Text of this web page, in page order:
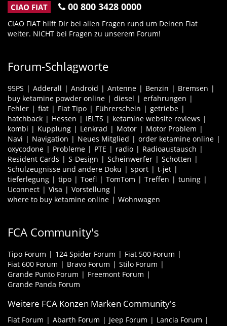
CIAO FIAT 00 800 3428 0000
CIAO FIAT hilft Dir bei allen Fragen rund um Deinen Fiat
weiter. NICHT bei Fragen zu unserem Forum!
Forum-Schlagworte
95PS Adderall Android Antenne Benzin
Bremsen
buy ketamine powder online
diesel
erfahrungen
Fehler
fiat Fiat Tipo Führerschein
getriebe
hatchback
Hessen IELTS
ketamine website reviews
kombi
Kupplung Lenkrad Motor
Motor Problem
Navi
Navigation Neues Mitglied
order ketamine online
oxycodone
Probleme PTE radio
Radioaustausch
Resident Cards
S-Design Scheinwerfer
Schotten
Schulzeugnisse und andere Doku
sport
t-jet
tieferlegung
tipo Toefl TomTom Treffen
tuning
Uconnect
Visa
Vorstellung
where to buy ketamine online
Wohnwagen
FCA Community's
Tipo Forum 124 Spider Forum
Fiat 500 Forum
Fiat 600 Forum
Bravo Forum
Stilo Forum
Grande Punto Forum
Freemont Forum
Grande Panda Forum
Weitere FCA Konzen Marken Community's
Fiat Forum Abarth Forum Jeep Forum
Lancia Forum